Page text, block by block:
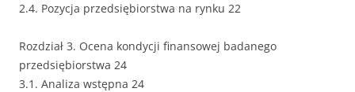
2.4. Pozycja przedsiębiorstwa na rynku 22
Rozdział 3. Ocena kondycji finansowej badanego
przedsiębiorstwa 24
3.1. Analiza wstępna 24